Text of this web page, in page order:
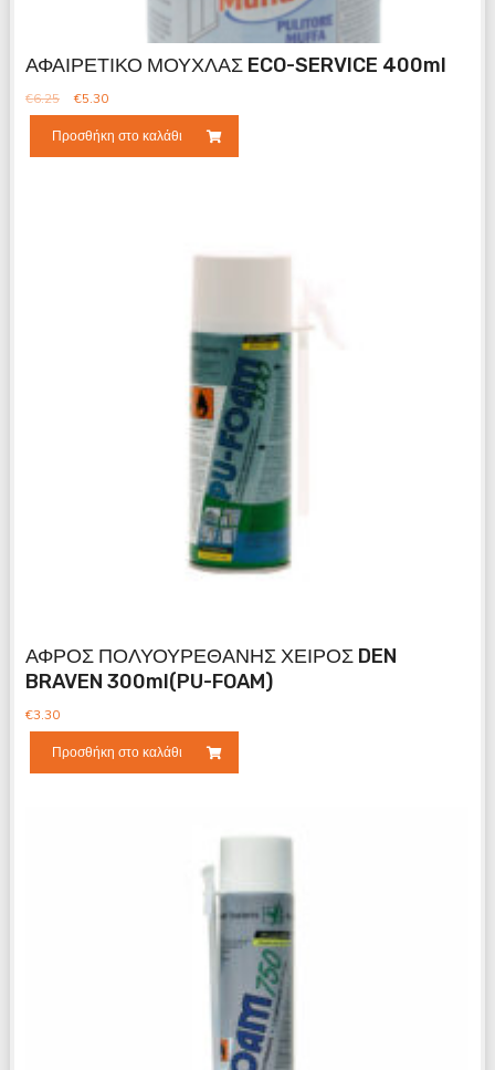
ΑΦΑΙΡΕΤΙΚΟ ΜΟΥΧΛΑΣ ECO-SERVICE 400ml
€6.25 €5.30
Προσθήκη στο καλάθι
ΑΦΡΟΣ ΠΟΛΥΟΥΡΕΘΑΝΗΣ ΧΕΙΡΟΣ DEN
BRAVEN 300ml(PU-FOAM)
€3.30
Προσθήκη στο καλάθι